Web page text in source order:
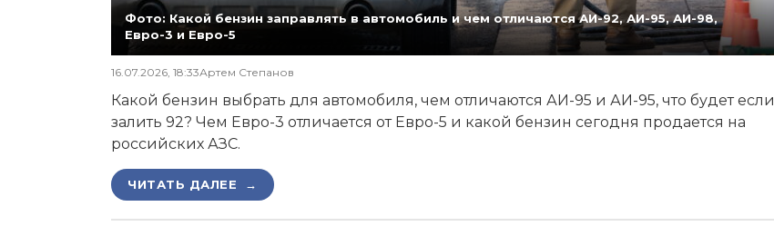
Фото: Какой бензин заправлять в автомобиль и чем отличаются АИ-92, АИ-95, АИ-98,
Евро-3 и Евро-5
16.07.2026, 18:33Артем Степанов
Какой бензин выбрать для автомобиля, чем отличаются АИ-95 и АИ-95, что будет если
залить 92? Чем Евро-3 отличается от Евро-5 и какой бензин сегодня продается на
российских АЗС.
ЧИТАТЬ ДАЛЕЕ →